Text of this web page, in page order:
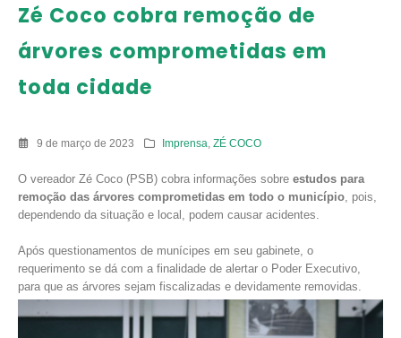
Zé Coco cobra remoção de
árvores comprometidas em
toda cidade
9 de março de 2023 Imprensa ,ZÉ COCO
O vereador Zé Coco (PSB) cobra informações sobre estudos para
remoção das árvores comprometidas em todo o município , pois,
dependendo da situação e local, podem causar acidentes.
Após questionamentos de munícipes em seu gabinete, o
requerimento se dá com a finalidade de alertar o Poder Executivo,
para que as árvores sejam fiscalizadas e devidamente removidas.